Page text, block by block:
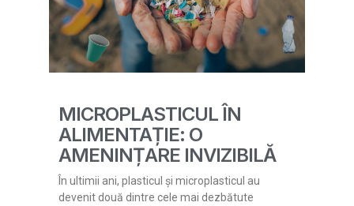
MICROPLASTICUL ÎN
ALIMENTAȚIE: O
AMENINȚARE INVIZIBILĂ
În ultimii ani, plasticul și microplasticul au
devenit două dintre cele mai dezbătute